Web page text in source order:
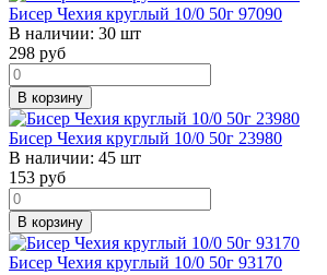
Бисер Чехия круглый 10/0 50г 97090
В наличии: 30 шт
298 руб
В корзину
Бисер Чехия круглый 10/0 50г 23980
В наличии: 45 шт
153 руб
В корзину
Бисер Чехия круглый 10/0 50г 93170